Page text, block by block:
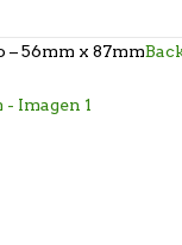
– 56mm x 87mm